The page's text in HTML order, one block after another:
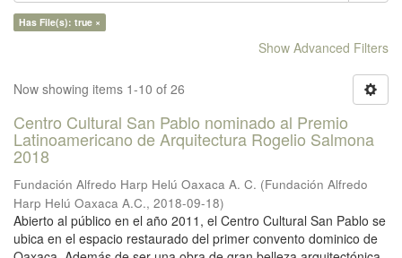
Has File(s): true ×
Show Advanced Filters
Now showing items 1-10 of 26
Centro Cultural San Pablo nominado al Premio
Latinoamericano de Arquitectura Rogelio Salmona
2018
Fundación Alfredo Harp Helú Oaxaca A. C. (Fundación Alfredo
Harp Helú Oaxaca A.C., 2018-09-18)
Abierto al público en el año 2011, el Centro Cultural San Pablo se
ubica en el espacio restaurado del primer convento dominico de